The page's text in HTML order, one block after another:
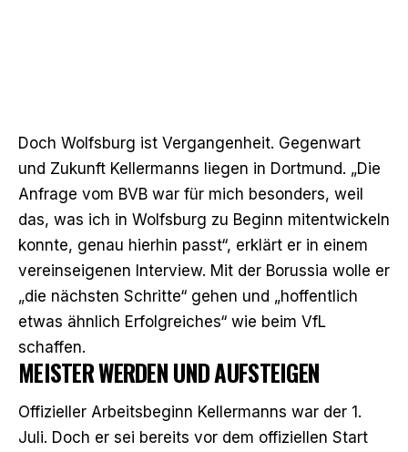
Doch Wolfsburg ist Vergangenheit. Gegenwart
und Zukunft Kellermanns liegen in Dortmund. „Die
Anfrage vom BVB war für mich besonders, weil
das, was ich in Wolfsburg zu Beginn mitentwickeln
konnte, genau hierhin passt“, erklärt er in einem
vereinseigenen Interview. Mit der Borussia wolle er
„die nächsten Schritte“ gehen und „hoffentlich
etwas ähnlich Erfolgreiches“ wie beim VfL
schaffen.
MEISTER WERDEN UND AUFSTEIGEN
Offizieller Arbeitsbeginn Kellermanns war der 1.
Juli. Doch er sei bereits vor dem offiziellen Start